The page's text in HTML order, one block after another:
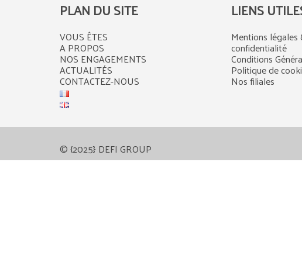
PLAN DU SITE
VOUS ÊTES
A PROPOS
NOS ENGAGEMENTS
ACTUALITÉS
CONTACTEZ-NOUS
LIENS
Mentions
confidentialité
Conditions
Politique de
Nos filiales
© {2025} DEFI GROUP